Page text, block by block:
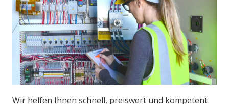
Wir helfen Ihnen schnell, preiswert und kompetent